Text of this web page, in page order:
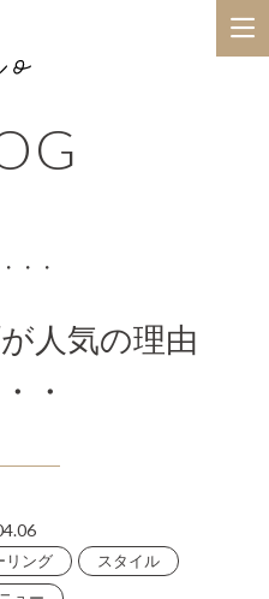
・・
人気の理由
・
リング スタイル